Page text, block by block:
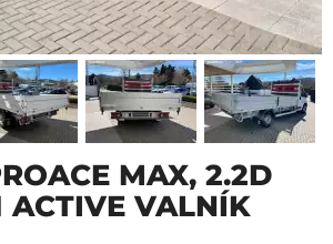
MAX, 2.2D
ACTIVE VALNÍK